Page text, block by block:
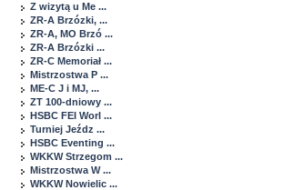
Z wizytą u Me ...
ZR-A Brzózki, ...
ZR-A, MO Brzó ...
ZR-A Brzózki ...
ZR-C Memoriał ...
Mistrzostwa P ...
ME-C J i MJ, ...
ZT 100-dniowy ...
HSBC FEI Worl ...
Turniej Jeźdz ...
HSBC Eventing ...
WKKW Strzegom ...
Mistrzostwa W ...
WKKW Nowielic ...